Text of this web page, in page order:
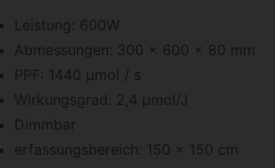
Leistung: 600W
Abmessungen: 300 x 600 x 80 mm
PPF: 1440 μmol / s
Wirkungsgrad: 2,4 μmol/J
Dimmbar
erfassungsbereich: 150 x 150 cm